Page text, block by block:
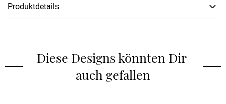
Produktdetails
Diese Designs könnten Dir
auch gefallen